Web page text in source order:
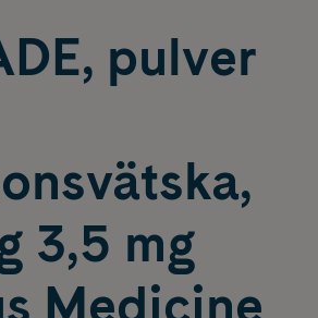
pulver
3,5 mg
Medicine